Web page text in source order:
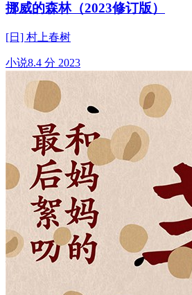
挪威的森林（2023修订版）
[日] 村上春树
小说8.4 分 2023